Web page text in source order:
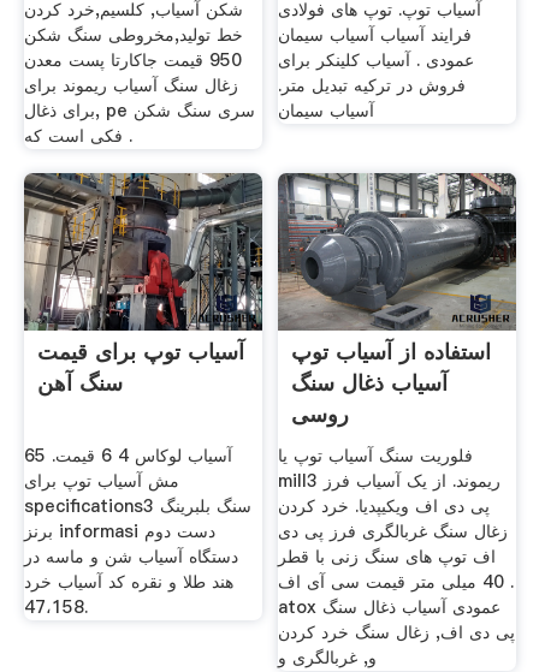
شکن آسیاب, کلسیم,خرد کردن
خط تولید,مخروطی سنگ شکن
950 قیمت جاکارتا پست معدن
زغال سنگ آسیاب ریموند برای
برای ذغال, pe سری سنگ شکن
فکی است که .
آسیاب توپ. توپ های فولادی
فرایند آسیاب آسیاب سیمان
عمودی . آسیاب کلینکر برای
فروش در ترکیه تبدیل متر.
آسیاب سیمان
آسیاب توپ برای قیمت
سنگ آهن
آسیاب لوکاس 4 6 قیمت. 65
مش آسیاب توپ برای
specifications3 سنگ بلبرینگ
برنز informasi دست دوم
دستگاه آسیاب شن و ماسه در
هند طلا و نقره کد آسیاب خرد
47،158.
استفاده از آسیاب توپ
آسیاب ذغال سنگ
روسی
فلوریت سنگ آسیاب توپ یا
mill3 ریموند. از یک آسیاب فرز
پی دی اف ویکیپدیا. خرد کردن
زغال سنگ غربالگری فرز پی دی
اف توپ های سنگ زنی با قطر
40 میلی متر قیمت سی آی اف .
atox عمودی آسیاب ذغال سنگ
پی دی اف, زغال سنگ خرد کردن
و, غربالگری و